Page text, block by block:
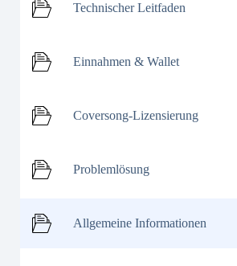
Technischer Leitfaden
Einnahmen & Wallet
Coversong-Lizensierung
Problemlösung
Allgemeine Informationen